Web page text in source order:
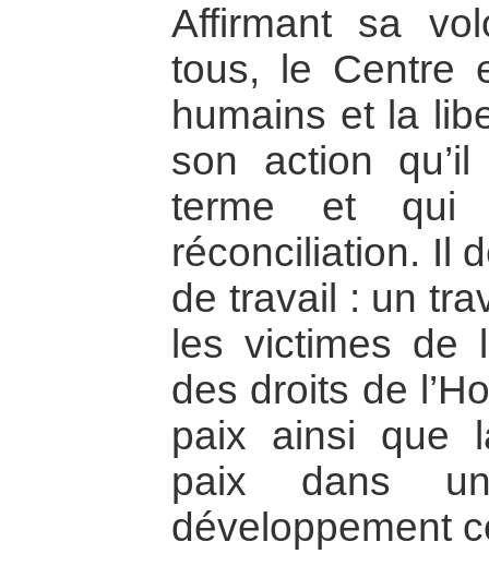
Affirmant sa
tous, le Centre
humains et la
son action
terme et
réconciliation. Il
de travail : un
les victimes de
des droits de
paix ainsi que
paix dans
développement